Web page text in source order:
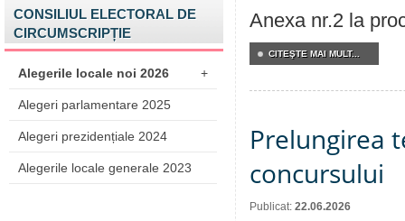
CONSILIUL ELECTORAL DE
CIRCUMSCRIPȚIE
Alegerile locale noi 2026 +
Alegeri parlamentare 2025
Alegeri prezidențiale 2024
Alegerile locale generale 2023
Anexa nr.2 la
CITEŞTE MAI MULT...
Prelungirea
concursului
Publicat: 22.06.2026